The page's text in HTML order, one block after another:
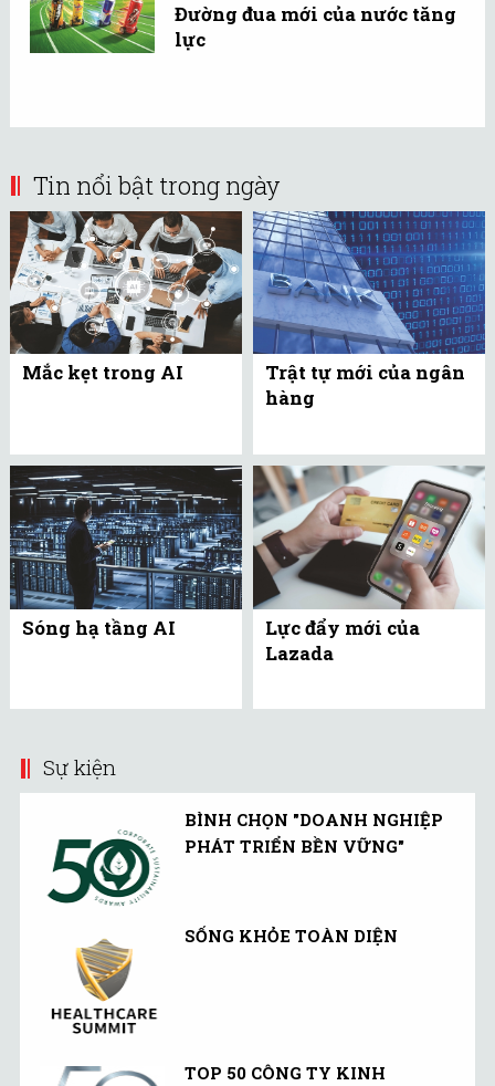
Đường đua mới của nước tăng
lực
Tin nổi bật trong ngày
Mắc kẹt trong AI
Trật tự mới của ngân
hàng
Sóng hạ tầng AI
Lực đẩy mới của
Lazada
Sự kiện
BÌNH CHỌN "DOANH NGHIỆP
PHÁT TRIỂN BỀN VỮNG"
SỐNG KHỎE TOÀN DIỆN
TOP 50 CÔNG TY KINH